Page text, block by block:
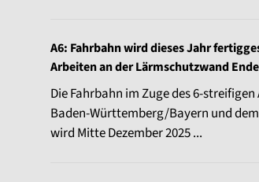
A6: Fahrbahn wird dieses Jahr
Arbeiten an der Lärmschutzwand
Die Fahrbahn im Zuge des 6-
Baden-Württemberg/Bayern und
wird Mitte Dezember 2025 ...